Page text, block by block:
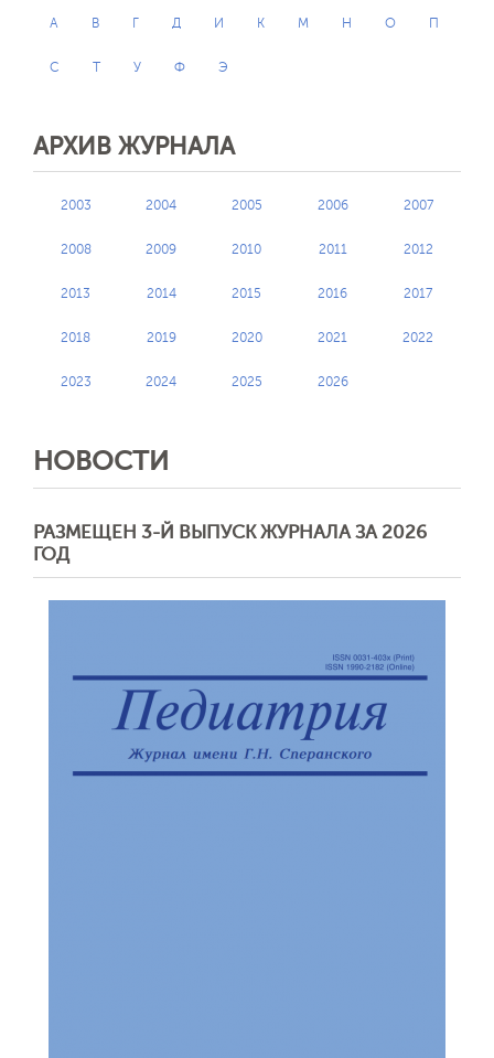
А В Г Д И К М Н О П
С Т У Ф Э
АРХИВ ЖУРНАЛА
2003 2004 2005 2006 2007
2008 2009 2010 2011 2012
2013 2014 2015 2016 2017
2018 2019 2020 2021 2022
2023 2024 2025 2026
НОВОСТИ
РАЗМЕЩЕН 3-Й ВЫПУСК ЖУРНАЛА ЗА 2026
ГОД